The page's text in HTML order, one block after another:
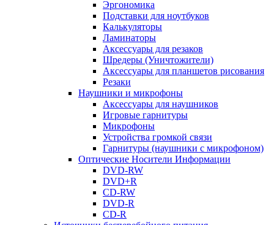
Эргономика
Подставки для ноутбуков
Калькуляторы
Ламинаторы
Аксессуары для резаков
Шредеры (Уничтожители)
Аксессуары для планшетов рисования
Резаки
Наушники и микрофоны
Аксессуары для наушников
Игровые гарнитуры
Микрофоны
Устройства громкой связи
Гарнитуры (наушники с микрофоном)
Оптические Носители Информации
DVD-RW
DVD+R
CD-RW
DVD-R
CD-R